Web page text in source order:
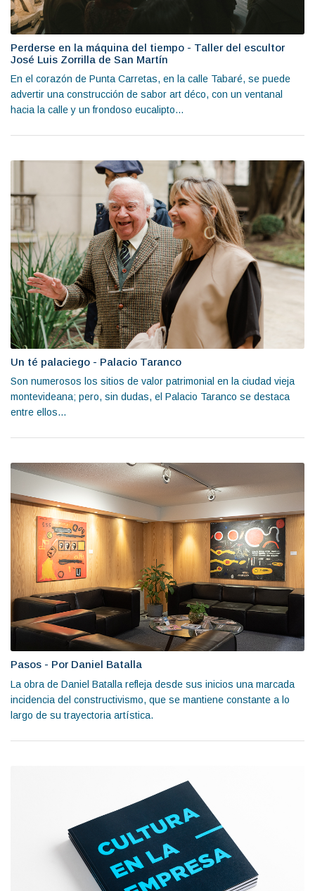
Perderse en la máquina del tiempo - Taller del escultor
José Luis Zorrilla de San Martín
En el corazón de Punta Carretas, en la calle Tabaré, se puede
advertir una construcción de sabor art déco, con un ventanal
hacia la calle y un frondoso eucalipto...
Un té palaciego - Palacio Taranco
Son numerosos los sitios de valor patrimonial en la ciudad vieja
montevideana; pero, sin dudas, el Palacio Taranco se destaca
entre ellos...
Pasos - Por Daniel Batalla
La obra de Daniel Batalla refleja desde sus inicios una marcada
incidencia del constructivismo, que se mantiene constante a lo
largo de su trayectoria artística.